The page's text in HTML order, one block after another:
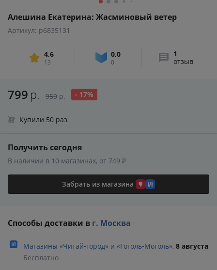
Алешина Екатерина: Жасминовый ветер
Артикул: p6835131
4,6
13
0,0
0
1
отзыв
799 р. 959 р. - 17%
Купили 50 раз
Получить сегодня
В наличии в 10 магазинах, от 749 ₽
Забрать из магазина
Способы доставки в г. Москва
Магазины «Читай‑город» и «Гоголь‑Моголь», 8 августа
Бесплатно